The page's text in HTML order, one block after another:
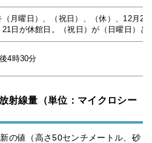
月曜日）、（祝日）、（休）、12月
日が休館日。（祝日）が（日曜日）
4時30分
射線量（単位：マイクロシー
の値（高さ50センチメートル、砂